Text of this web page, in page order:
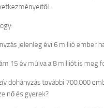
jelenleg évi 6 millió ember
év múlva a 8 milliót is meg
további 700.000
nő és gyerek?